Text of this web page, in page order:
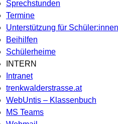
Sprechstunden
Termine
Unterstützung für Schüler:innen
Beihilfen
Schülerheime
INTERN
Intranet
trenkwalderstrasse.at
WebUntis – Klassenbuch
MS Teams